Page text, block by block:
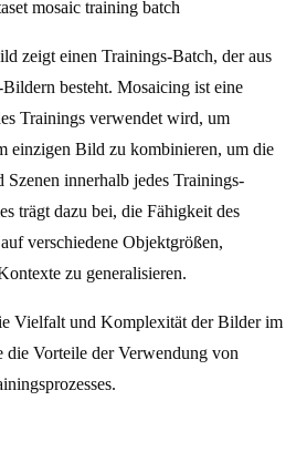
zeigt einen Trainings-Batch, der aus
besteht. Mosaicing ist eine
Trainings verwendet wird, um
einzigen Bild zu kombinieren, um die
innerhalb jedes Trainings-
trägt dazu bei, die Fähigkeit des
verschiedene Objektgrößen,
zu generalisieren.
Vielfalt und Komplexität der Bilder im
die Vorteile der Verwendung von